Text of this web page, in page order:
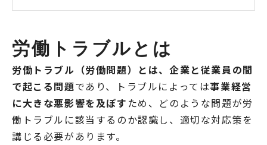
労働トラブルとは
労働トラブル（労働問題）とは、企業と従業員の間
で起こる問題であり、トラブルによっては事業経営
に大きな悪影響を及ぼす ため、どのような問題が労
働トラブルに該当するのか認識し、適切な対応策を
講じる必要があります。